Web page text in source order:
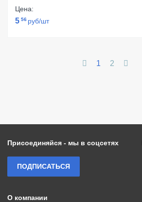
Цена:
5 56 руб/шт
1 2
О компании
Присоединяйся - мы в соцсетях
ПОДПИСАТЬСЯ